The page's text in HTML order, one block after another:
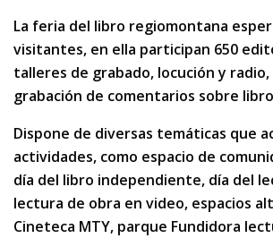
La feria del libro regiomontana
visitantes, en ella participan 650
talleres de grabado, locución y radio,
grabación de comentarios sobre
Dispone de diversas temáticas que
actividades, como espacio de
día del libro independiente, día del
lectura de obra en video, espacios
Cineteca MTY, parque Fundidora